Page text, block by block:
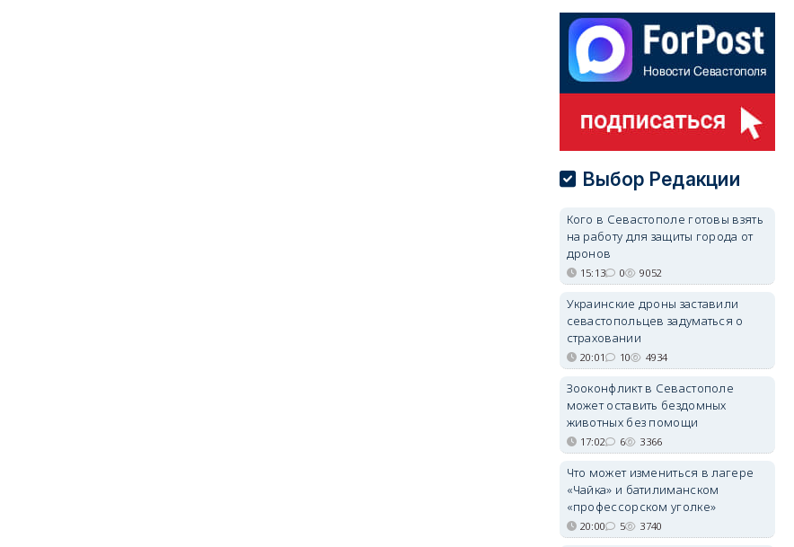
Выбор Редакции
Кого в Севастополе готовы взять
на работу для защиты города от
дронов
15:13 0 9052
Украинские дроны заставили
севастопольцев задуматься о
страховании
20:01 10 4934
Зооконфликт в Севастополе
может оставить бездомных
животных без помощи
17:02 6 3366
Что может измениться в лагере
«Чайка» и батилиманском
«профессорском уголке»
20:00 5 3740